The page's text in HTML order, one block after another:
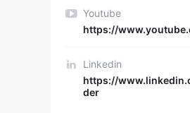
Youtube
https://
Linkedin
https://
der